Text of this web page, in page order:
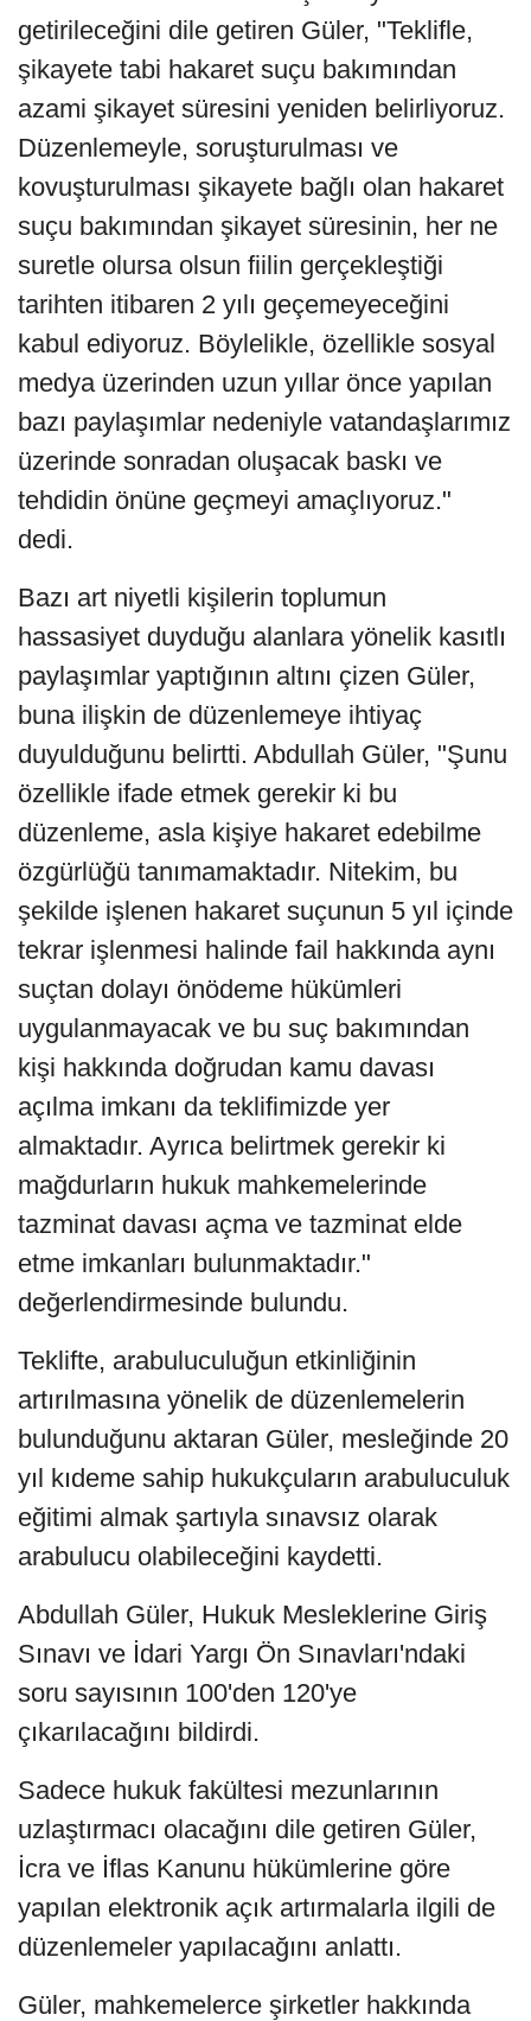
getirileceğini dile getiren Güler, "Teklifle,
şikayete tabi hakaret suçu bakımından
azami şikayet süresini yeniden belirliyoruz.
Düzenlemeyle, soruşturulması ve
kovuşturulması şikayete bağlı olan hakaret
suçu bakımından şikayet süresinin, her ne
suretle olursa olsun fiilin gerçekleştiği
tarihten itibaren 2 yılı geçemeyeceğini
kabul ediyoruz. Böylelikle, özellikle sosyal
medya üzerinden uzun yıllar önce yapılan
bazı paylaşımlar nedeniyle vatandaşlarımız
üzerinde sonradan oluşacak baskı ve
tehdidin önüne geçmeyi amaçlıyoruz."
dedi.
Bazı art niyetli kişilerin toplumun
hassasiyet duyduğu alanlara yönelik kasıtlı
paylaşımlar yaptığının altını çizen Güler,
buna ilişkin de düzenlemeye ihtiyaç
duyulduğunu belirtti. Abdullah Güler, "Şunu
özellikle ifade etmek gerekir ki bu
düzenleme, asla kişiye hakaret edebilme
özgürlüğü tanımamaktadır. Nitekim, bu
şekilde işlenen hakaret suçunun 5 yıl içinde
tekrar işlenmesi halinde fail hakkında aynı
suçtan dolayı önödeme hükümleri
uygulanmayacak ve bu suç bakımından
kişi hakkında doğrudan kamu davası
açılma imkanı da teklifimizde yer
almaktadır. Ayrıca belirtmek gerekir ki
mağdurların hukuk mahkemelerinde
tazminat davası açma ve tazminat elde
etme imkanları bulunmaktadır."
değerlendirmesinde bulundu.
Teklifte, arabuluculuğun etkinliğinin
artırılmasına yönelik de düzenlemelerin
bulunduğunu aktaran Güler, mesleğinde 20
yıl kıdeme sahip hukukçuların arabuluculuk
eğitimi almak şartıyla sınavsız olarak
arabulucu olabileceğini kaydetti.
Abdullah Güler, Hukuk Mesleklerine Giriş
Sınavı ve İdari Yargı Ön Sınavları'ndaki
soru sayısının 100'den 120'ye
çıkarılacağını bildirdi.
Sadece hukuk fakültesi mezunlarının
uzlaştırmacı olacağını dile getiren Güler,
İcra ve İflas Kanunu hükümlerine göre
yapılan elektronik açık artırmalarla ilgili de
düzenlemeler yapılacağını anlattı.
Güler, mahkemelerce şirketler hakkında